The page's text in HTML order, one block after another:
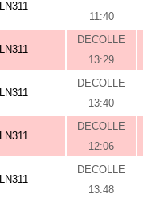
LN311
11:40
LN311
DECOLLE
13:29
LN311
DECOLLE
13:40
LN311
DECOLLE
12:06
LN311
DECOLLE
13:48